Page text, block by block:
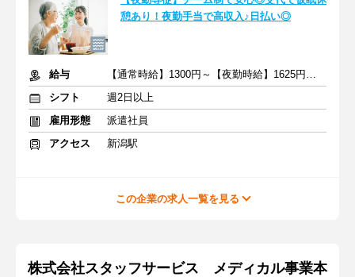
憩あり！夜勤手当で高収入♪日払い◎
給与
【通常時給】1300円～【夜勤時給】1625円～ ＋交通費
シフト
週2日以上
雇用形態
派遣社員
アクセス
新潟駅
この企業の求人一覧を見る
株式会社スタッフサービス メディカル事業本